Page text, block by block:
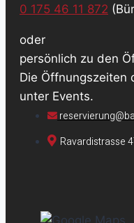
0 175 46 11 872
oder
persönlich zu den
Die Öffnungszeiten
unter Events.
Ravardistrasse